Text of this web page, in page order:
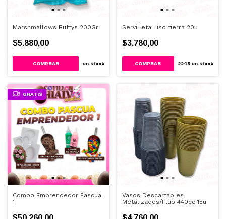
Marshmallows Buffys 200Gr
$5.880,00
en stock
Servilleta Liso tierra 20u
$3.780,00
COMPRAR 2245 en stock
GRATIS
Combo Emprendedor Pascua
1
Vasos Descartables
Metalizados/Fluo 440cc 15u